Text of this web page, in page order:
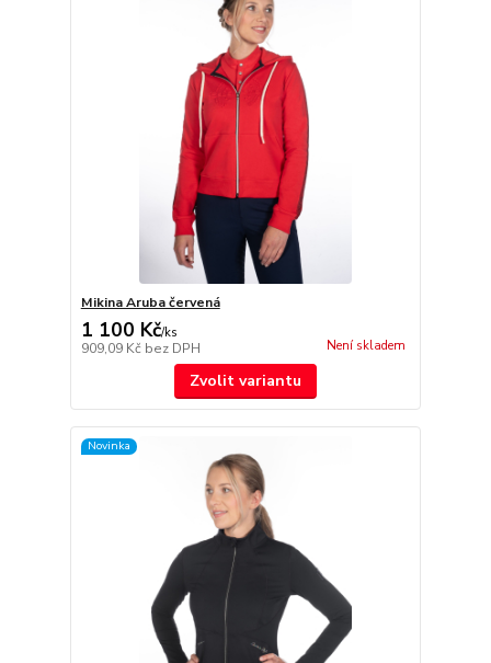
Mikina Aruba červená
1 100 Kč/ks
909,09 Kč bez DPH Není skladem
Zvolit variantu
Novinka